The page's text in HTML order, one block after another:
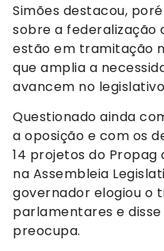
Simões destacou,
sobre a federalização
estão em tramitação
que amplia a
avancem no
Questionado ainda
a oposição e com os
14 projetos do
na Assembleia
governador elogiou o
parlamentares e
preocupa.